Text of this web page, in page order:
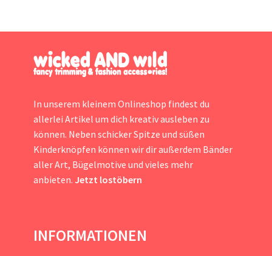
In unserem kleinem Onlineshop findest du
allerlei Artikel um dich kreativ ausleben zu
können. Neben schicker Spitze und süßen
Kinderknöpfen können wir dir außerdem Bänder
aller Art, Bügelmotive und vieles mehr
anbieten. Jetzt lostöbern
INFORMATIONEN